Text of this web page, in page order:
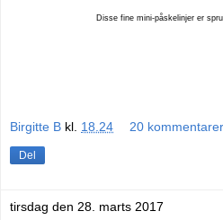
Disse fine mini-påskelinjer er
Birgitte B kl. 18.24 20
Del
tirsdag den 28. marts 2017